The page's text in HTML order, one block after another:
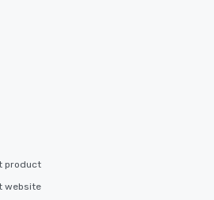
product
website